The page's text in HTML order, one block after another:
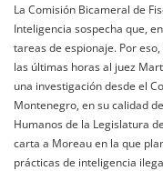
La Comisión Bicameral de
Inteligencia sospecha que,
tareas de espionaje. Por
las últimas horas al juez
una investigación desde el
Montenegro, en su calidad
Humanos de la Legislatura
carta a Moreau en la que
prácticas de inteligencia